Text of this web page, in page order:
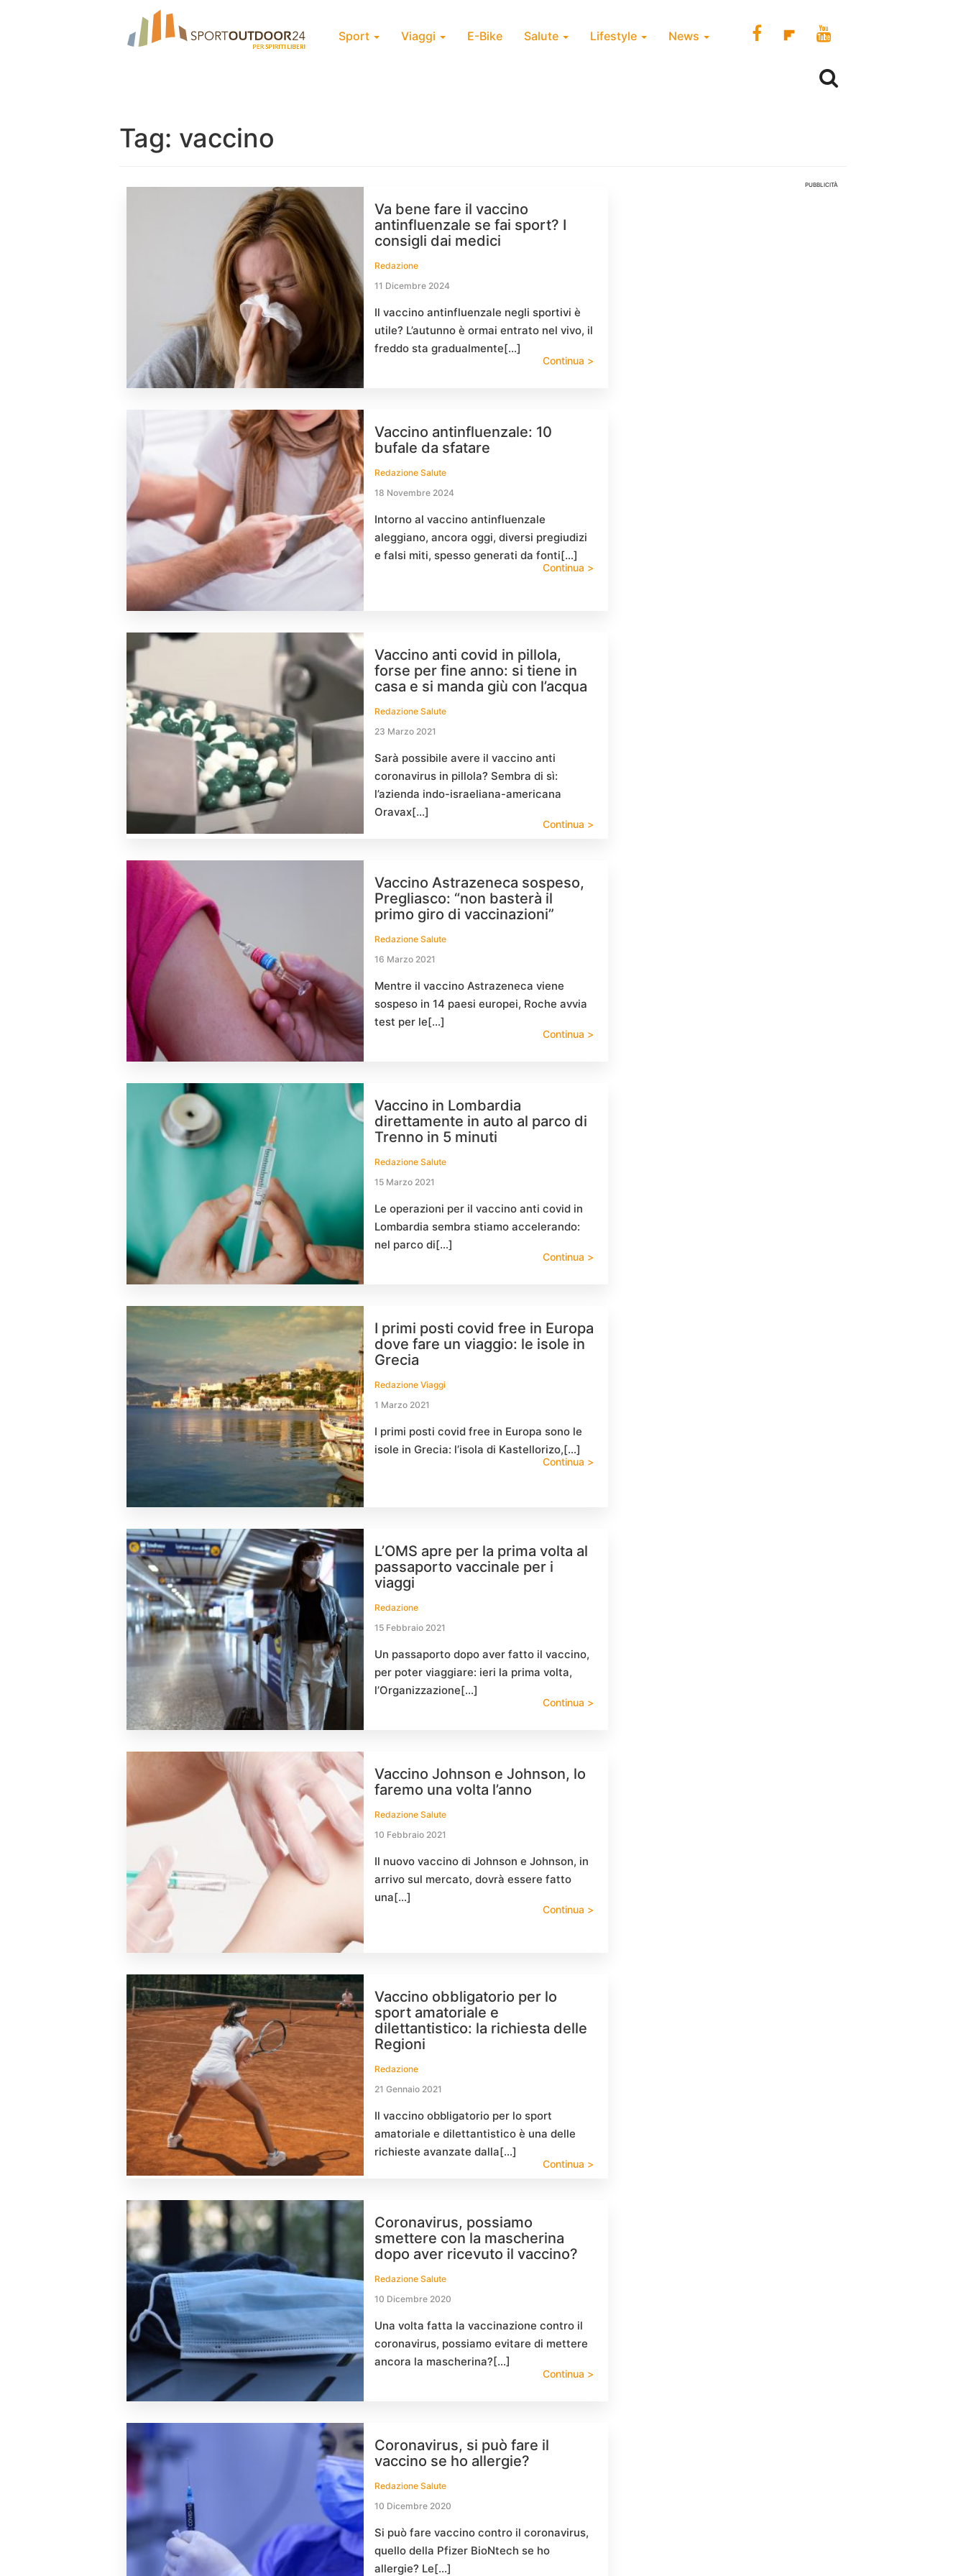
Sport Viaggi E-Bike Salute Lifestyle News
Tag: vaccino
Va bene fare il vaccino
antinfluenzale se fai sport? I
consigli dai medici
Redazione
11 Dicembre 2024
Il vaccino antinfluenzale negli sportivi è
utile? L’autunno è ormai entrato nel vivo, il
freddo sta gradualmente[…]
Continua >
Vaccino antinfluenzale: 10
bufale da sfatare
Redazione Salute
18 Novembre 2024
Intorno al vaccino antinfluenzale
aleggiano, ancora oggi, diversi pregiudizi
e falsi miti, spesso generati da fonti[…]
Continua >
Vaccino anti covid in pillola,
forse per fine anno: si tiene in
casa e si manda giù con l’acqua
Redazione Salute
23 Marzo 2021
Sarà possibile avere il vaccino anti
coronavirus in pillola? Sembra di sì:
l’azienda indo-israeliana-americana
Oravax[…]
Continua >
Vaccino Astrazeneca sospeso,
Pregliasco: “non basterà il
primo giro di vaccinazioni”
Redazione Salute
16 Marzo 2021
Mentre il vaccino Astrazeneca viene
sospeso in 14 paesi europei, Roche avvia
test per le[…]
Continua >
Vaccino in Lombardia
direttamente in auto al parco di
Trenno in 5 minuti
Redazione Salute
15 Marzo 2021
Le operazioni per il vaccino anti covid in
Lombardia sembra stiamo accelerando:
nel parco di[…]
Continua >
I primi posti covid free in Europa
dove fare un viaggio: le isole in
Grecia
Redazione Viaggi
1 Marzo 2021
I primi posti covid free in Europa sono le
isole in Grecia: l’isola di Kastellorizo,[…]
Continua >
L’OMS apre per la prima volta al
passaporto vaccinale per i
viaggi
Redazione
15 Febbraio 2021
Un passaporto dopo aver fatto il vaccino,
per poter viaggiare: ieri la prima volta,
l’Organizzazione[…]
Continua >
Vaccino Johnson e Johnson, lo
faremo una volta l’anno
Redazione Salute
10 Febbraio 2021
Il nuovo vaccino di Johnson e Johnson, in
arrivo sul mercato, dovrà essere fatto
una[…]
Continua >
Vaccino obbligatorio per lo
sport amatoriale e
dilettantistico: la richiesta delle
Regioni
Redazione
21 Gennaio 2021
Il vaccino obbligatorio per lo sport
amatoriale e dilettantistico è una delle
richieste avanzate dalla[…]
Continua >
Coronavirus, possiamo
smettere con la mascherina
dopo aver ricevuto il vaccino?
Redazione Salute
10 Dicembre 2020
Una volta fatta la vaccinazione contro il
coronavirus, possiamo evitare di mettere
ancora la mascherina?[…]
Continua >
Coronavirus, si può fare il
vaccino se ho allergie?
Redazione Salute
10 Dicembre 2020
Si può fare vaccino contro il coronavirus,
quello della Pfizer BioNtech se ho
allergie? Le[…]
PUBBLICITÀ